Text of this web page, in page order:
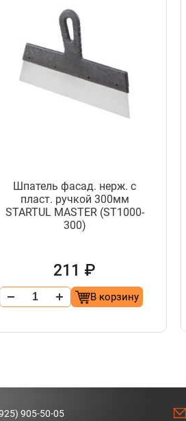
Шпатель фасад. нерж. с
пласт. ручкой 300мм
STARTUL MASTER (ST1000-
300)
211 ₽
В корзину
905-50-05